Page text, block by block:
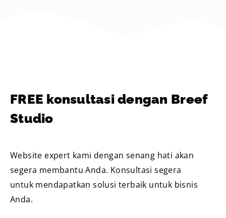
FREE konsultasi dengan Breef
Studio
Website expert kami dengan senang hati akan
segera membantu Anda. Konsultasi segera
untuk mendapatkan solusi terbaik untuk bisnis
Anda.